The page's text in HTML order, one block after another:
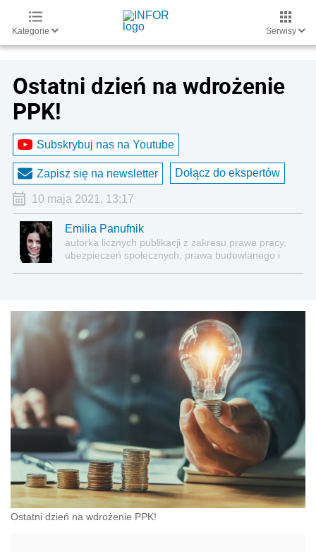
Kategorie Serwisy
Ostatni dzień na wdrożenie
PPK!
Subskrybuj nas na Youtube
Zapisz się na newsletter Dołącz do ekspertów
10 maja 2021, 13:17
Emilia Panufnik
autorka licznych publikacji z zakresu prawa pracy,
ubezpieczeń społecznych, prawa budowlanego i
Ostatni dzień na wdrożenie PPK!